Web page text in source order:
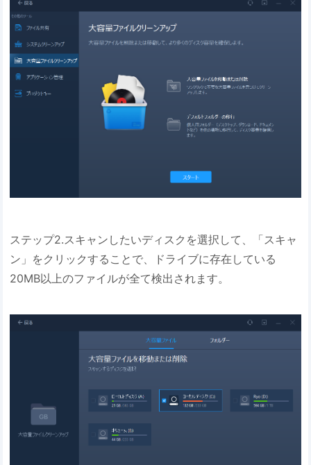
ステップ2.スキャンしたいディスクを選択して、「スキャ
ン」をクリックすることで、ドライブに存在している
20MB以上のファイルが全て検出されます。